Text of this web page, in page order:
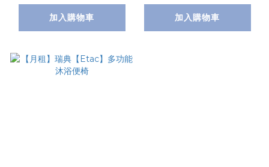
加入購物車 加入購物車